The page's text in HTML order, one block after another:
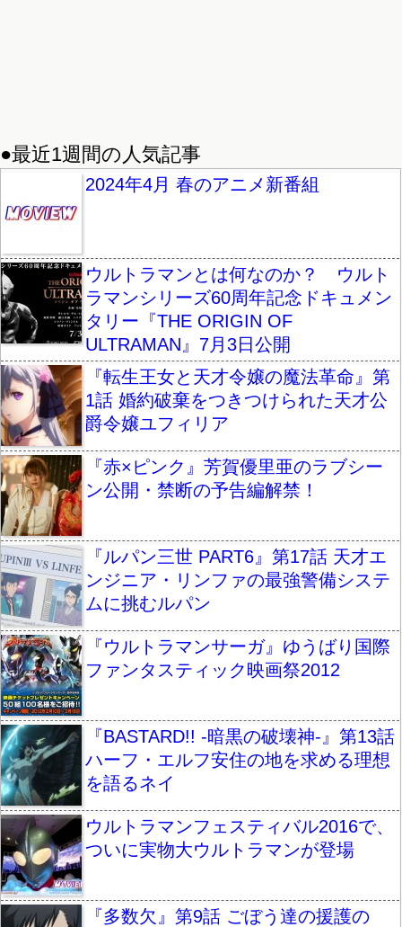
●最近1週間の人気記事
2024年4月 春のアニメ新番組
ウルトラマンとは何なのか？ ウルト
ラマンシリーズ60周年記念ドキュメン
タリー『THE ORIGIN OF
ULTRAMAN』7月3日公開
『転生王女と天才令嬢の魔法革命』第
1話 婚約破棄をつきつけられた天才公
爵令嬢ユフィリア
『赤×ピンク』芳賀優里亜のラブシー
ン公開・禁断の予告編解禁！
『ルパン三世 PART6』第17話 天才エ
ンジニア・リンファの最強警備システ
ムに挑むルパン
『ウルトラマンサーガ』ゆうばり国際
ファンタスティック映画祭2012
『BASTARD!! -暗黒の破壊神-』第13話
ハーフ・エルフ安住の地を求める理想
を語るネイ
ウルトラマンフェスティバル2016で、
ついに実物大ウルトラマンが登場
『多数欠』第9話 ごぼう達の援護の